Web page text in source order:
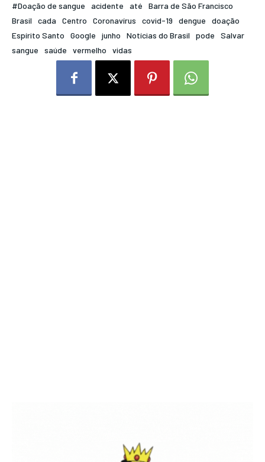
#Doação de sangue acidente até
Barra de São Francisco
Brasil
cada Centro Coronavírus covid-19 dengue
doação
Espírito Santo
Google junho Notícias do Brasil pode
Salvar
sangue
saúde vermelho vidas